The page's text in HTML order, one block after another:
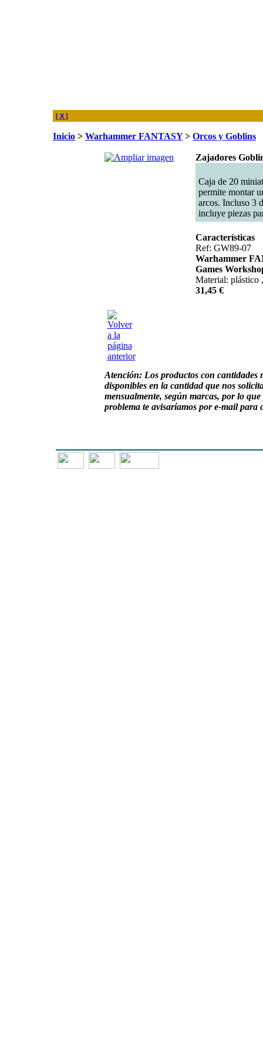
[ X ]
Inicio > Warhammer FANTASY> Orcos y Goblins
Zajadores
Caja de 20
permite montar
arcos. Incluso 3
incluye piezas
Características
Ref: GW89-07
Warhammer
Games
Material: plástico
31,45 €
Atención:Los productos con cantidades
disponibles en la cantidad que nos
mensualmente, según marcas, por lo
problema te avisaríamos por e-mail para